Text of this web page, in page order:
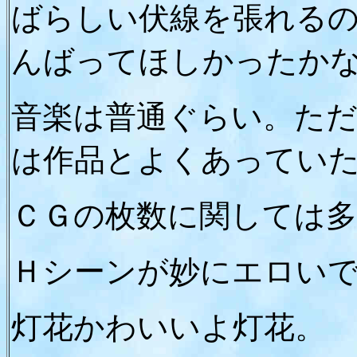
ばらしい伏線を張れる
んばってほしかったか
音楽は普通ぐらい。た
は作品とよくあってい
ＣＧの枚数に関しては
Ｈシーンが妙にエロい
灯花かわいいよ灯花。